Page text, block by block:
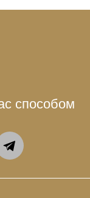
способом